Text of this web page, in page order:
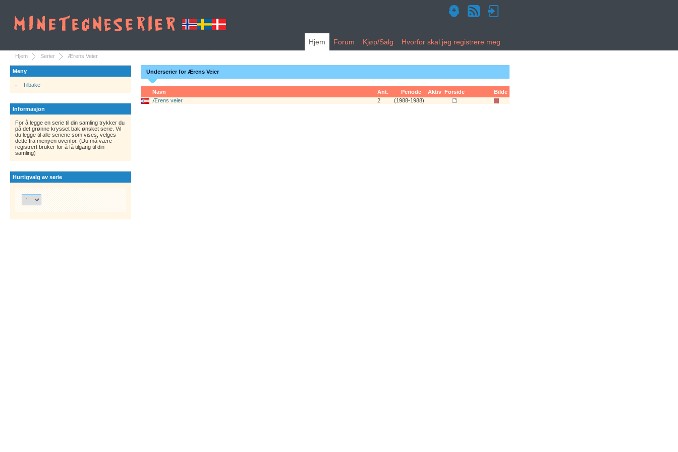
Hjem Forum Kjøp/Salg Hvorfor skal jeg registrere meg
Hjem Serier Ærens Veier
Meny
Tilbake
Informasjon
For å legge en serie til din samling trykker du
på det grønne krysset bak ønsket serie. Vil
du legge til alle seriene som vises, velges
dette fra menyen ovenfor. (Du må være
registrert bruker for å få tilgang til din
samling)
Hurtigvalg av serie
Underserier for Ærens Veier
Navn Ant. Periode Aktiv Forside
Bilde
Ærens veier
2 (1988-1988)